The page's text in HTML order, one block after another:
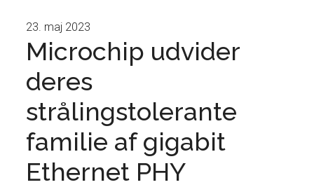
23. maj 2023
Microchip udvider
deres
strålingstolerante
familie af gigabit
Ethernet PHY